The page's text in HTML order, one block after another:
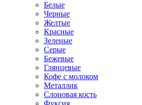
Белые
Черные
Желтые
Красные
Зеленые
Серые
Бежевые
Глянцевые
Кофе с молоком
Металлик
Слоновая кость
Фуксия